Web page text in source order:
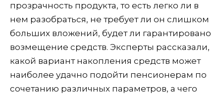
прозрачность продукта, то есть легко ли в
нем разобраться, не требует ли он слишком
больших вложений, будет ли гарантировано
возмещение средств. Эксперты рассказали,
какой вариант накопления средств может
наиболее удачно подойти пенсионерам по
сочетанию различных параметров, а чего